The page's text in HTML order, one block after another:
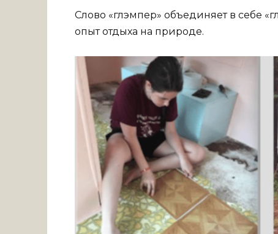
Слово «глэмпер» объединяет в себе
опыт отдыха на природе.